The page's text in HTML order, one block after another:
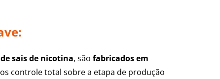
sais de nicotina, são fabricados em
controle total sobre a etapa de produção